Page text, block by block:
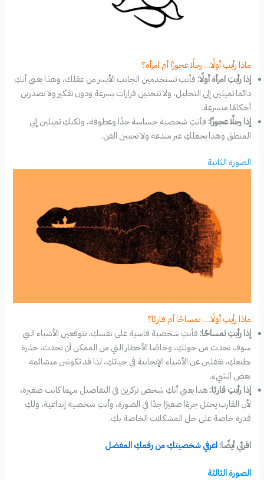
ماذا رأيتِ أولًا… رجلًا عجوزًا أم امرأة؟
إذا رأيتِ امرأة أولًا: فأنتِ تستخدمين الجانب الأيسر من عقلك، وهذا يعني أنكِ
دائما تميلين إلى التحليل، ولا تتخذين قرارات بسرعة ودون تفكير ولا تصدرين
أحكامًا متسرعة.
إذا رجلًا عجوزًا: فأنتِ شخصية حساسة جدًا وعطوفة، ولكنكِ تميلين إلي
المنطق وهذا يجعلكِ غير مبدعة ولا تحبين الفن.
الصورة الثانية
ماذا رأيتِ أولًا…. تمساحًا أم قاربًا؟
إذا رأيتِ تمساحًا: فأنتِ شخصية قاسية على نفسكِ، تتوقعين الأشياء التي
سوف تحدث من حولكِ، وخاصًا الأخطار التي من الممكن أن تحدث، حذرة
بطبعكِ، تغفلين عن الأشياء الإيجابية في حياتكِ، لذا قد تكونين متشائمة
بعض الشيء.
إذا رأيتِ قاربًا: هذا يعني أنكِ شخص تركزين في التفاصيل مهما كانت صغيرة،
لأن القارب يحتل جزءًا صغيرًا جدًا في الصورة، وأنتِ شخصية إبداعية، ولكِ
قدرة خاصة على حل المشكلات الخاصة بكِ.
اقرئي أيضًا:اعرفي شخصيتكِ من رقمكِ المفضل
الصورة الثالثة